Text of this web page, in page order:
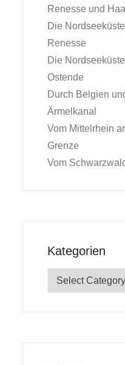
Renesse und
Die
Renesse
Die
Ostende
Durch Belgien
Ärmelkanal
Vom Mittelrhein
Grenze
Vom
Kategorien
Kategorien